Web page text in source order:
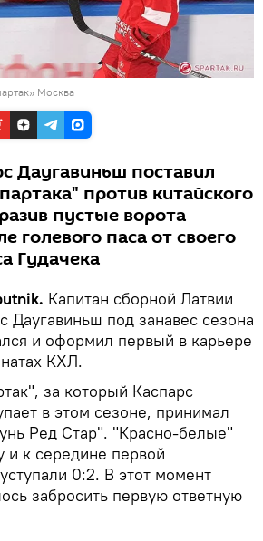
Москва
Даугавиньш поставил
против китайского
пустые ворота
голевого паса от своего
Гудачека
Капитан сборной Латвии
Даугавиньш под занавес сезона
и оформил первый в карьере
КХЛ.
за который Каспарс
в этом сезоне, принимал
Ред Стар". "Красно-белые"
и к середине первой
0:2. В этот момент
забросить первую ответную